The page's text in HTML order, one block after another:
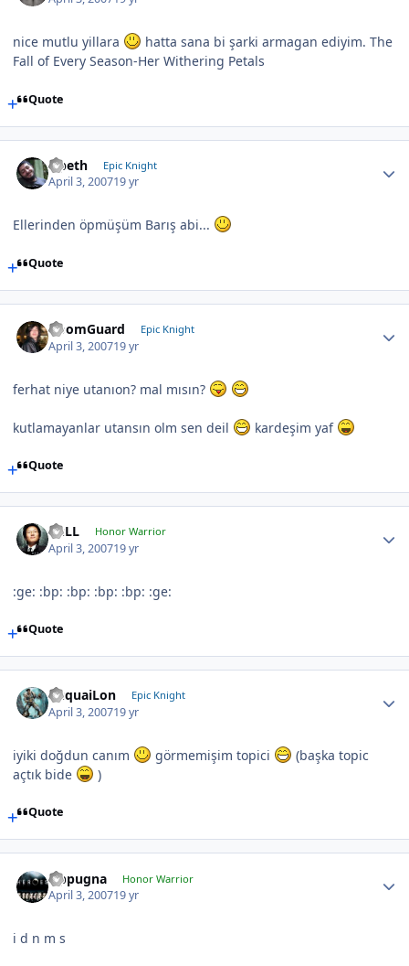
nice mutlu yillara
hatta sana bi şarki armagan ediyim. The
Fall of Every Season-Her Withering Petals
Quote
Opeth Epic Knight
April 3, 200719 yr
Ellerinden öpmüşüm Barış abi...
Quote
DoomGuard Epic Knight
April 3, 200719 yr
ferhat niye utanıon? mal mısın?
kutlamayanlar utansın olm sen deil kardeşim yaf
Quote
BuLL Honor Warrior
April 3, 200719 yr
:ge: :bp: :bp: :bp: :bp: :ge:
Quote
YuquaiLon Epic Knight
April 3, 200719 yr
iyiki doğdun canım görmemişim topici
(başka topic
açtık bide
)
Quote
Oppugna Honor Warrior
April 3, 200719 yr
i d n m s